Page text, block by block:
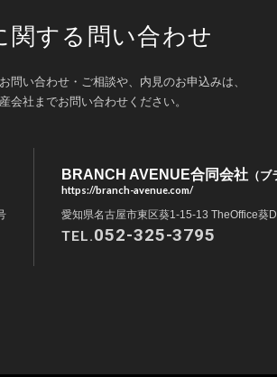
関する問い合わせ
問い合わせ・ご相談や、内見のお申込みは、
会社までお問い合わせください。
BRANCH AVENUE合同会社 （
https://branch-avenue.com/
愛知県名古屋市東区葵1-15-13 TheOffice葵
TEL.052-325-3795